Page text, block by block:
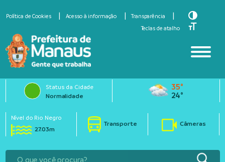
Política de Cookies Acesso à informação
Transparência
Teclas de atalho
Toggle
Toggle
Status da Cidade
Normalidade
35°
24°
Nível do Rio Negro
27.03m
Transporte Câmeras